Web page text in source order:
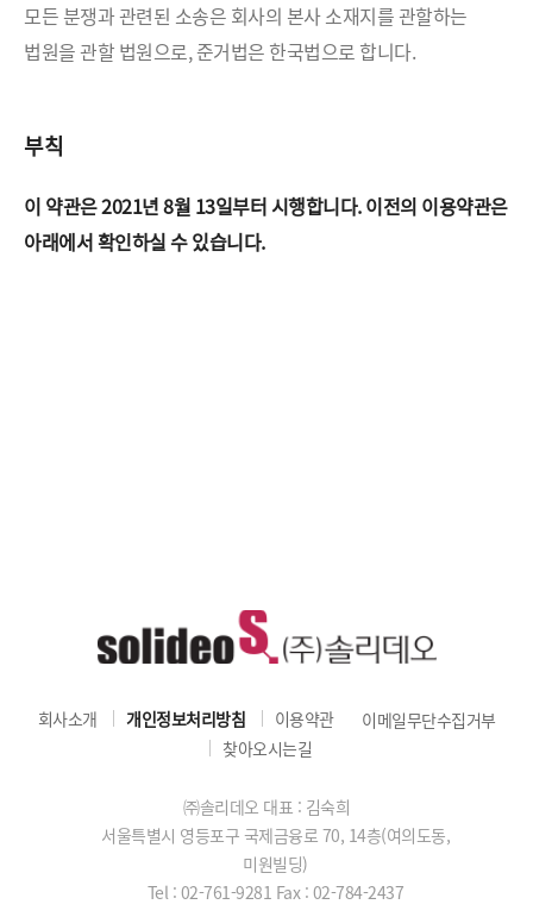
모든 분쟁과 관련된 소송은 회사의 본사 소재지를관할하는
법원을 관할 법원으로, 준거법은 한국법으로 합니다.
부칙
이 약관은 2021년 8월 13일부터 시행합니다.이전의 이용약관은
아래에서 확인하실 수 있습니다.
회사소개 개인정보처리방침 이용약관
이메일무단수집거부
찾아오시는길
㈜솔리데오 대표 : 김숙희
서울특별시 영등포구 국제금융로 70, 14층(여의도동,
미원빌딩)
Tel : 02-761-9281 Fax : 02-784-2437